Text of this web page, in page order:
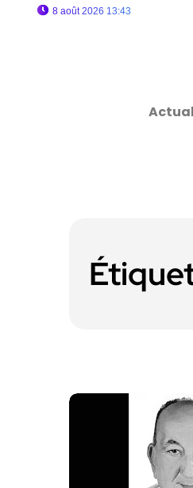
8 août 2026 13:43